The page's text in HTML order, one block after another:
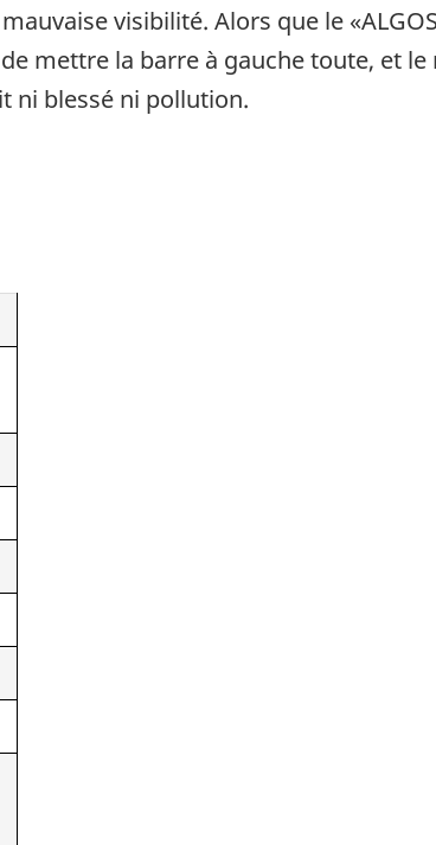
visibilité. Alors que le
mettre la barre à gauche toute, et
ni blessé ni pollution.